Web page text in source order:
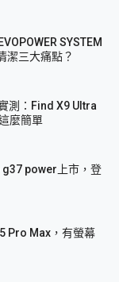
SYSTEM
潔三大痛點？
測：Find X9 Ultra
麼簡單
power上市，登
Pro Max，有螢幕